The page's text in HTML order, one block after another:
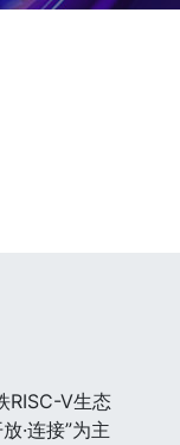
RISC-V生态
·连接”为主